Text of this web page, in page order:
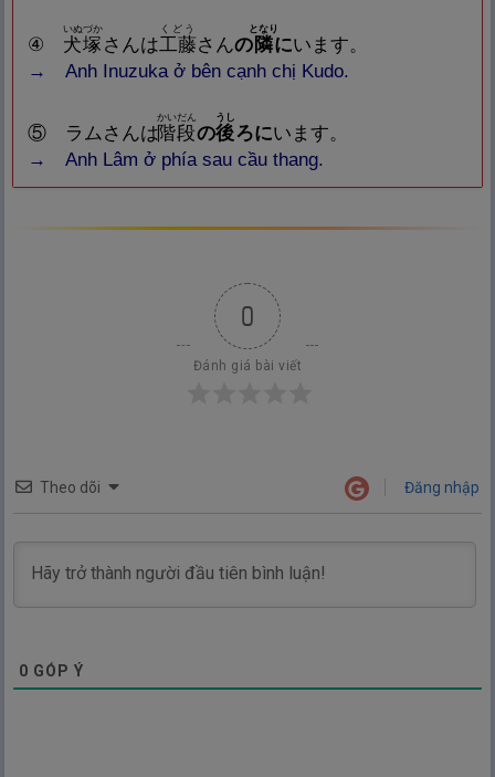
④ 犬塚
いぬづか
さんは工藤
bụi
くどう
さんの 隣
となり
にいます。
→ Anh Inuzuka ở bên cạnh chị Kudo.
⑤ ラムさんは階段
かいだん
の後
うし
ろにいます。
→ Anh Lâm ở phía sau cầu thang.
0
Đánh giá bài viết
Theo dõi Đăng nhập
0 GÓP Ý